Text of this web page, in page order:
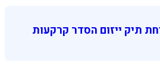
תיק ייזום הסדר קרקעות